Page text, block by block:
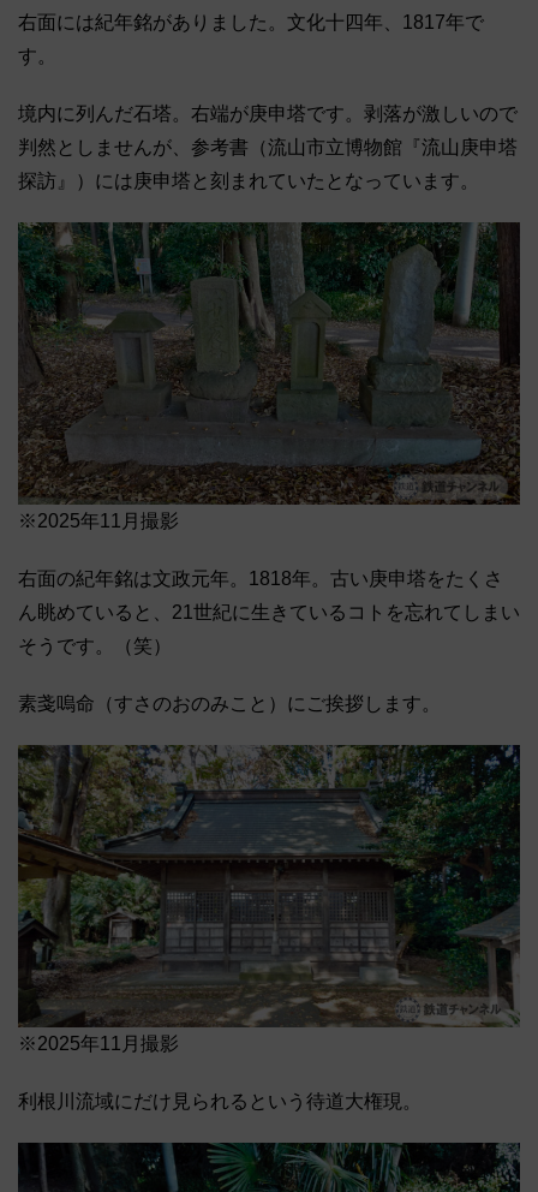
右面には紀年銘がありました。文化十四年、1817年で
す。
境内に列んだ石塔。右端が庚申塔です。剥落が激しいので
判然としませんが、参考書（流山市立博物館『流山庚申塔
探訪』）には庚申塔と刻まれていたとなっています。
※2025年11月撮影
右面の紀年銘は文政元年。1818年。古い庚申塔をたくさ
ん眺めていると、21世紀に生きているコトを忘れてしまい
そうです。（笑）
素戔嗚命（すさのおのみこと）にご挨拶します。
※2025年11月撮影
利根川流域にだけ見られるという待道大権現。